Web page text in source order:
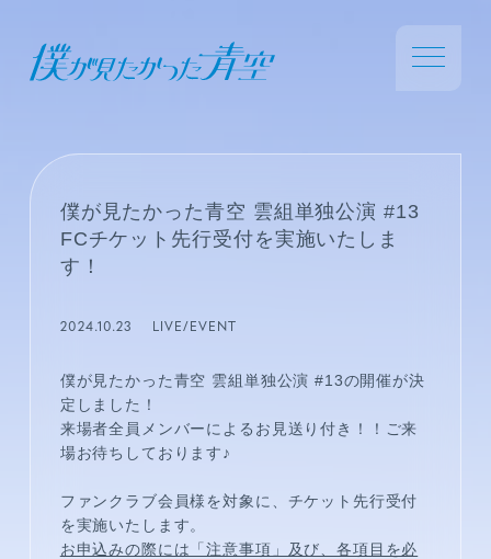
僕が見たかった青空 雲組単独公演 #13
FCチケット先行受付を実施いたしま
す！
2024.10.23 LIVE/EVENT
僕が見たかった青空 雲組単独公演 #13の開催が決
定しました！
来場者全員メンバーによるお見送り付き！！ご来
場お待ちしております♪
ファンクラブ会員様を対象に、チケット先行受付
を実施いたします。
お申込みの際には「注意事項」及び、各項目を必